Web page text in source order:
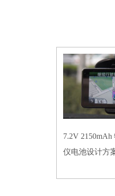
7.2V
仪电池设计方